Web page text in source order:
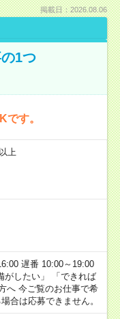
掲載日：2026.08.06
1つ
す。
上
遅番 10:00～19:00
がしたい」 「できれば
へ 今ご覧のお仕事で希
合は応募できません。